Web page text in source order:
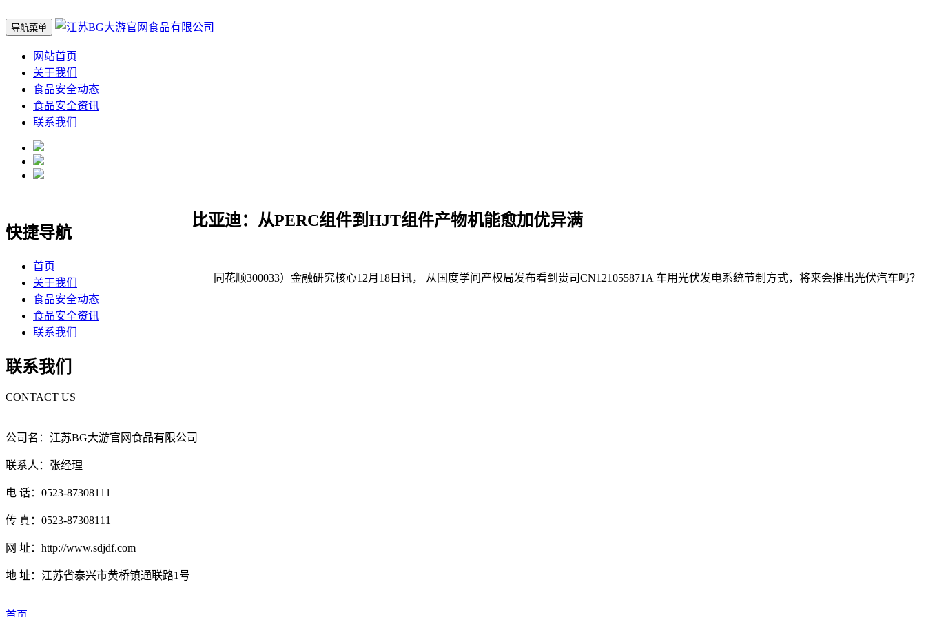
导航菜单
网站首页
关于我们
食品安全动态
食品安全资讯
联系我们
比亚迪：从PERC组件到HJT组件产物机能愈加优异满
同花顺300033）金融研究核心12月18日讯， 从国度学问产权局发布看到贵司CN121055871A 车用光伏发电系统节制方式，将来会推出光伏汽车吗？
快捷导航
首页
关于我们
食品安全动态
食品安全资讯
联系我们
联系我们
CONTACT US
公司名：江苏BG大游官网食品有限公司
联系人：张经理
电 话：0523-87308111
传 真：0523-87308111
网 址：http://www.sdjdf.com
地 址：江苏省泰兴市黄桥镇通联路1号